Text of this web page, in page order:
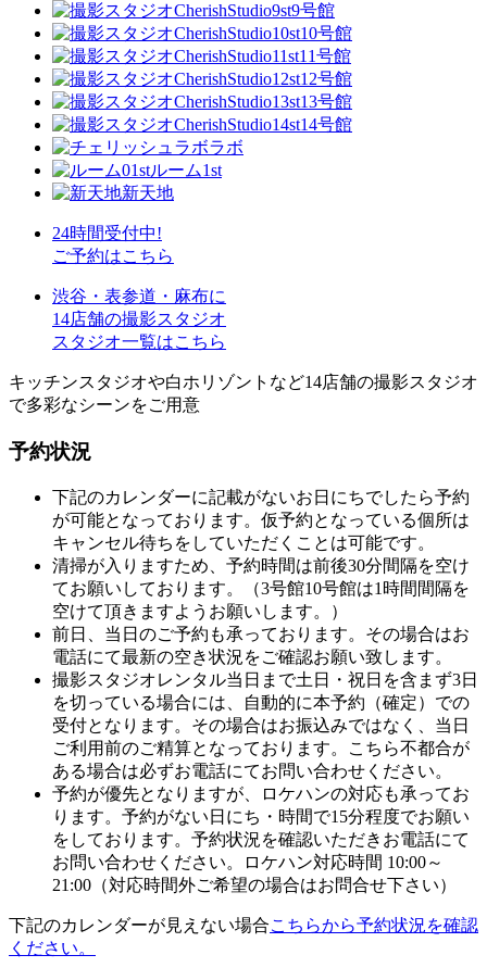
9号館
10号館
11号館
12号館
13号館
14号館
ラボ
ルーム1st
新天地
24時間受付中!
ご予約はこちら
渋谷・表参道・麻布に
14店舗の撮影スタジオ
スタジオ一覧はこちら
キッチンスタジオや白ホリゾントなど14店舗の撮影スタジオ
で多彩なシーンをご用意
予約状況
下記のカレンダーに記載がないお日にちでしたら予約
が可能となっております。仮予約となっている個所は
キャンセル待ちをしていただくことは可能です。
清掃が入りますため、予約時間は前後30分間隔を空け
てお願いしております。（3号館10号館は1時間間隔を
空けて頂きますようお願いします。）
前日、当日のご予約も承っております。その場合はお
電話にて最新の空き状況をご確認お願い致します。
撮影スタジオレンタル当日まで土日・祝日を含まず3日
を切っている場合には、自動的に本予約（確定）での
受付となります。その場合はお振込みではなく、当日
ご利用前のご精算となっております。こちら不都合が
ある場合は必ずお電話にてお問い合わせください。
予約が優先となりますが、ロケハンの対応も承ってお
ります。予約がない日にち・時間で15分程度でお願い
をしております。予約状況を確認いただきお電話にて
お問い合わせください。ロケハン対応時間 10:00～
21:00（対応時間外ご希望の場合はお問合せ下さい）
下記のカレンダーが見えない場合こちらから予約状況を確認
ください。